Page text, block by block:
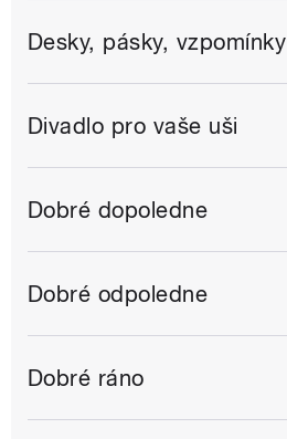
Desky, pásky, vzpomínky
Divadlo pro vaše uši
Dobré dopoledne
Dobré odpoledne
Dobré ráno